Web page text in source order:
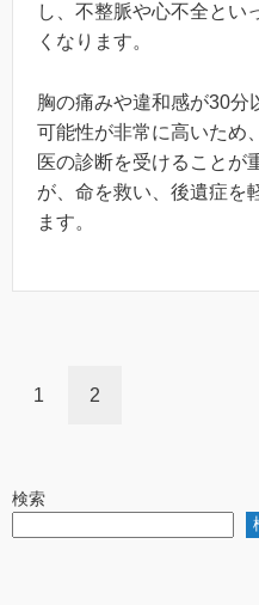
し、不整脈や心不全とい
くなります。
胸の痛みや違和感が30分
可能性が非常に高いため
医の診断を受けることが
が、命を救い、後遺症を
ます。
1 2
検索